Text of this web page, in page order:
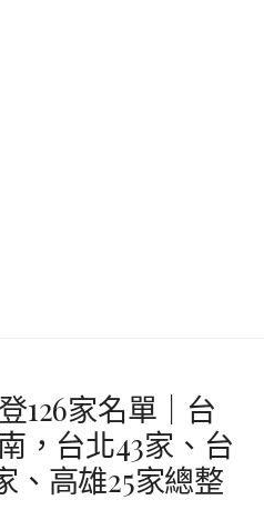
126家名單｜台
，台北43家、台
、高雄25家總整